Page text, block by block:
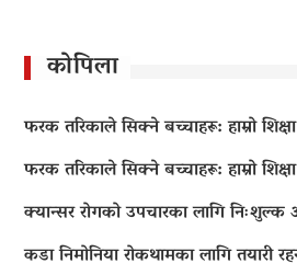
कोपिला
फरक तरिकाले सिक्ने बच्चाहरू: हाम्रो
फरक तरिकाले सिक्ने बच्चाहरू: हाम्रो
क्यान्सर रोगको उपचारका लागि
कडा निमोनिया रोकथामका लागि तयारी